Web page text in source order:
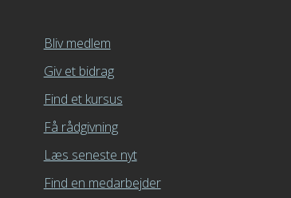
Bliv medlem
Giv et bidrag
Find et kursus
Få rådgivning
Læs seneste nyt
Find en medarbejder